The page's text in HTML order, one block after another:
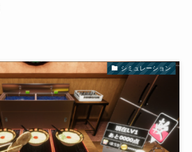
シミュレーション